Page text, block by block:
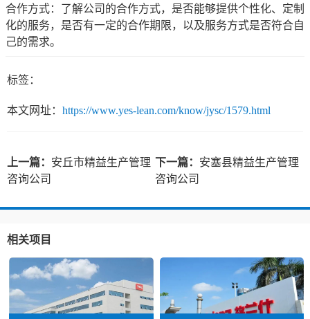
合作方式：了解公司的合作方式，是否能够提供个性化、定制
化的服务，是否有一定的合作期限，以及服务方式是否符合自
己的需求。
标签：
本文网址： https://www.yes-lean.com/know/jysc/1579.html
上一篇： 安丘市精益生产管理
咨询公司
下一篇： 安塞县精益生产管理
咨询公司
相关项目